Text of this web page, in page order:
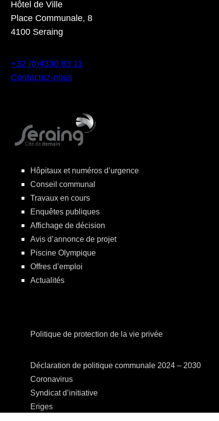
Hôtel de Ville
Place Communale, 8
4100 Seraing
+32 (0)4330 83 11
Contactez-nous
Hôpitaux et numéros d’urgence
Conseil communal
Travaux en cours
Enquêtes publiques
Affichage de décision
Avis d’annonce de projet
Piscine Olympique
Offres d’emploi
Actualités
Politique de protection de la vie privée
Déclaration de politique communale 2024 – 2030
Coronavirus
Syndicat d’initiative
Eriges